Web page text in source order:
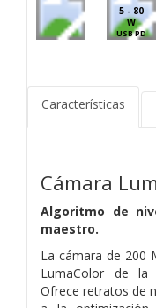
5 - 80
W
USB PD
Características
Cámara
Algoritmo de
maestro.
La cámara de 200
LumaColor de la
Ofrece retratos de